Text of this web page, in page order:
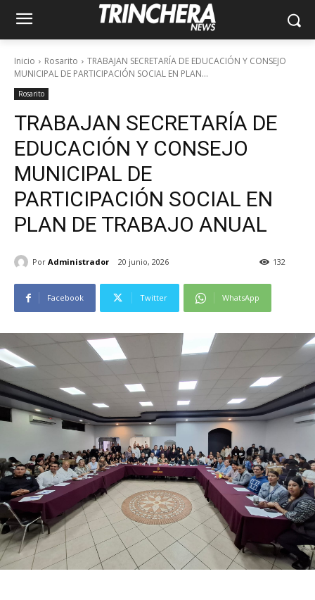
Inicio Rosarito
TRABAJAN SECRETARÍA DE EDUCACIÓN Y CONSEJO
MUNICIPAL DE PARTICIPACIÓN SOCIAL EN PLAN...
Rosarito
TRABAJAN SECRETARÍA DE
EDUCACIÓN Y CONSEJO
MUNICIPAL DE
PARTICIPACIÓN SOCIAL EN
PLAN DE TRABAJO ANUAL
Por Administrador 20 junio, 2026 132
Facebook Twitter WhatsApp